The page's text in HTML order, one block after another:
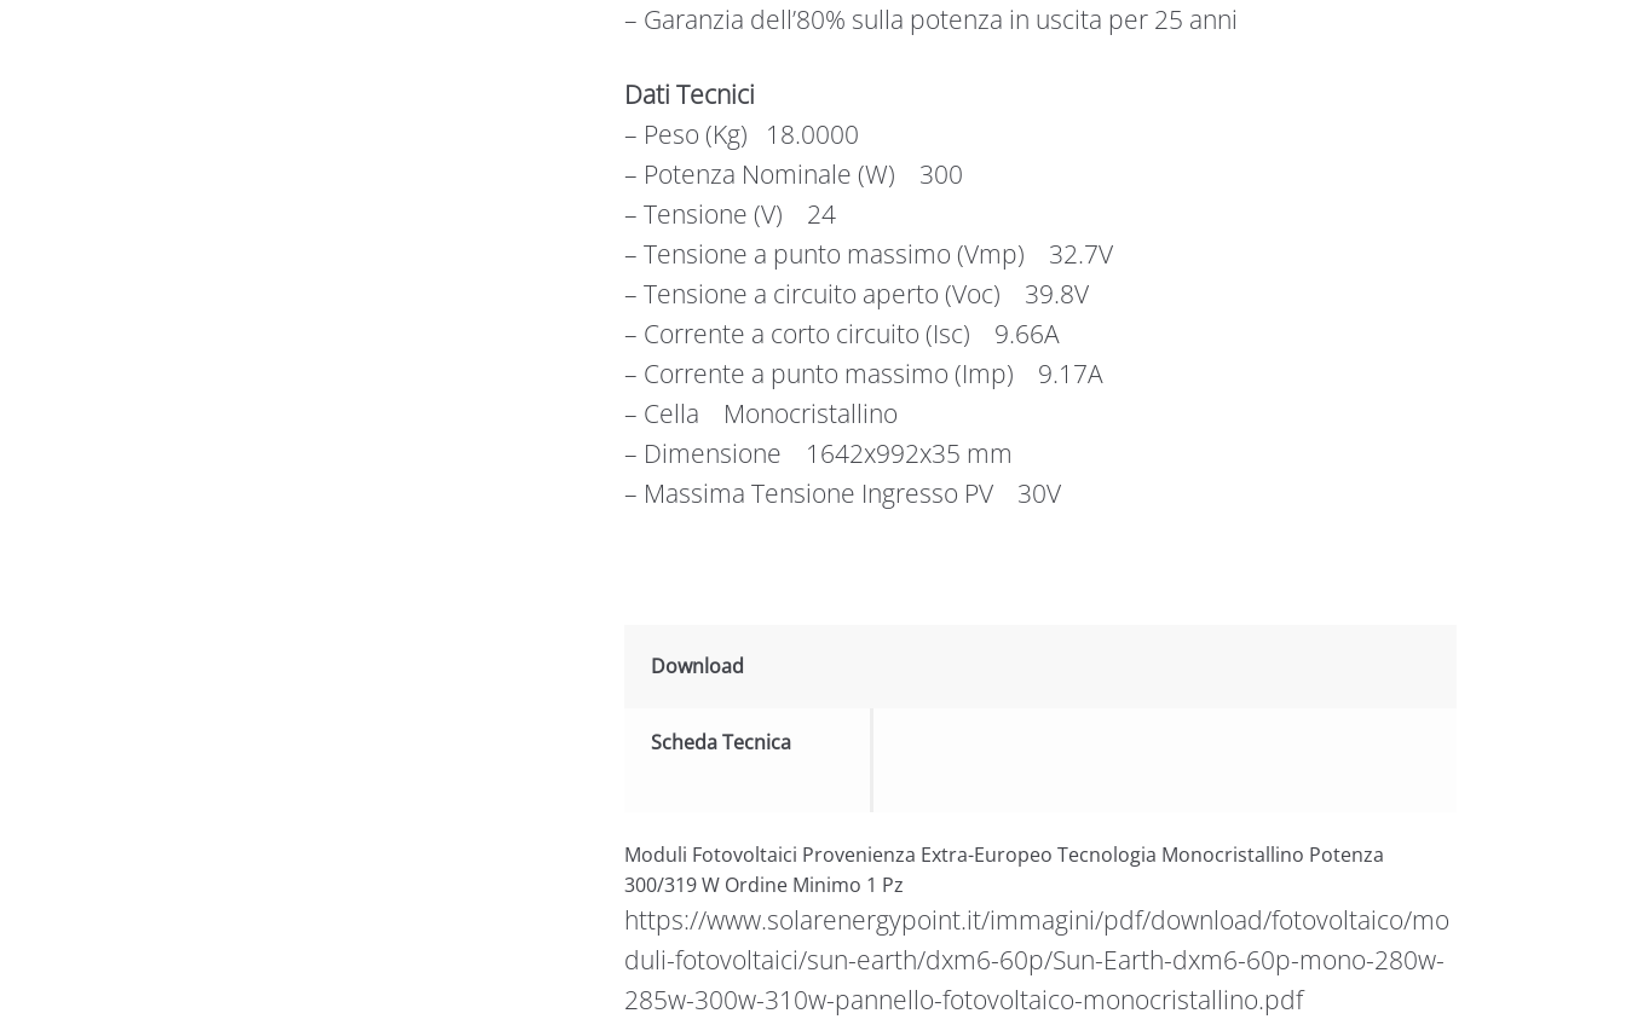
– Garanzia dell’80% sulla potenza in uscita per 25 anni
Dati Tecnici
– Peso (Kg) 18.0000
– Potenza Nominale (W) 300
– Tensione (V) 24
– Tensione a punto massimo (Vmp) 32.7V
– Tensione a circuito aperto (Voc) 39.8V
– Corrente a corto circuito (Isc) 9.66A
– Corrente a punto massimo (Imp) 9.17A
– Cella Monocristallino
– Dimensione 1642x992x35 mm
– Massima Tensione Ingresso PV 30V
Download
Scheda Tecnica
Moduli Fotovoltaici Provenienza Extra-Europeo Tecnologia Monocristallino Potenza
300/319 W Ordine Minimo 1 Pz
https://www.solarenergypoint.it/immagini/pdf/download/fotovoltaico/mo
duli-fotovoltaici/sun-earth/dxm6-60p/Sun-Earth-dxm6-60p-mono-280w-
285w-300w-310w-pannello-fotovoltaico-monocristallino.pdf